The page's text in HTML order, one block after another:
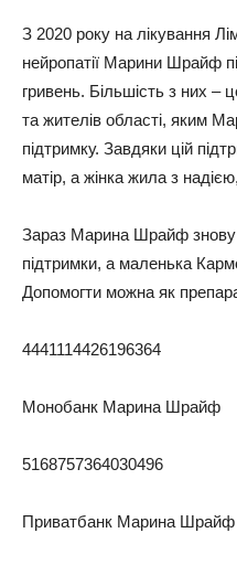
З 2020 року на лікування
нейропатії Марини Шрайф
гривень. Більшість з них –
та жителів області, яким
підтримку. Завдяки цій
матір, а жінка жила з
Зараз Марина Шрайф знову
підтримки, а маленька
Допомогти можна як
4441114426196364
Монобанк Марина Шрайф
5168757364030496
Приватбанк Марина Шрайф